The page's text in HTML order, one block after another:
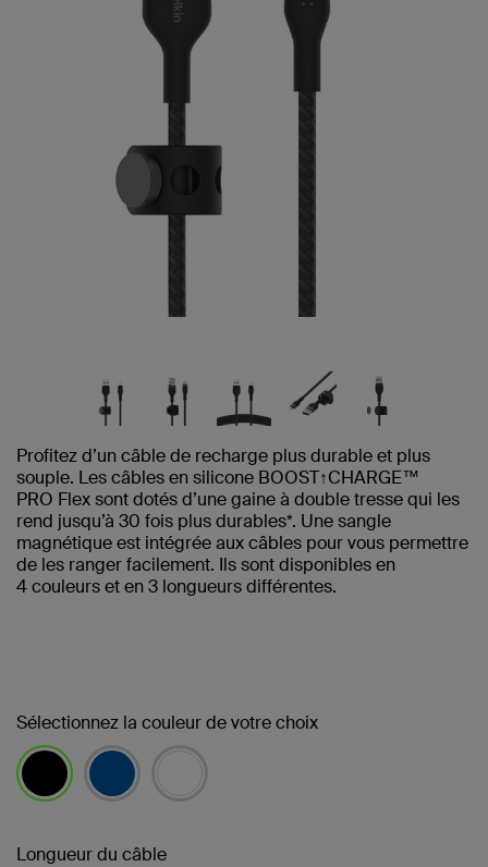
Profitez d’un câble de recharge plus durable et plus
souple. Les câbles en silicone BOOST↑CHARGE™
PRO Flex sont dotés d’une gaine à double tresse qui les
rend jusqu’à 30 fois plus durables*. Une sangle
magnétique est intégrée aux câbles pour vous permettre
de les ranger facilement. Ils sont disponibles en
4 couleurs et en 3 longueurs différentes.
Sélectionnez la couleur de votre choix
Longueur du câble